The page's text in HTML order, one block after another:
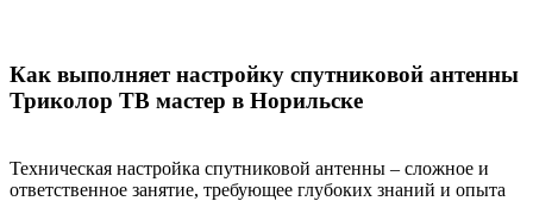
Как выполняет настройку спутниковой антенны
Триколор ТВ мастер в Норильске
Техническая настройка спутниковой антенны – сложное и
ответственное занятие, требующее глубоких знаний и опыта